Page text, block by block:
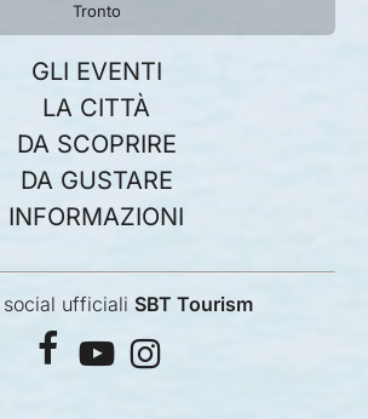
Tronto
GLI EVENTI
LA CITTÀ
DA SCOPRIRE
DA GUSTARE
INFORMAZIONI
social ufficiali SBT Tourism
facebook
youtubeinstagram